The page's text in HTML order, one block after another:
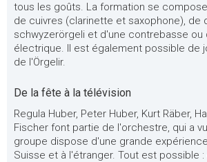
tous les goûts. La formation se
de cuivres (clarinette et saxophone), de
schwyzerörgeli et d'une contrebasse ou
électrique. Il est également possible de
de l'Örgelir.
De la fête à la télévision
Regula Huber, Peter Huber, Kurt Räber,
Fischer font partie de l'orchestre, qui a
groupe dispose d'une grande
Suisse et à l'étranger. Tout est possible